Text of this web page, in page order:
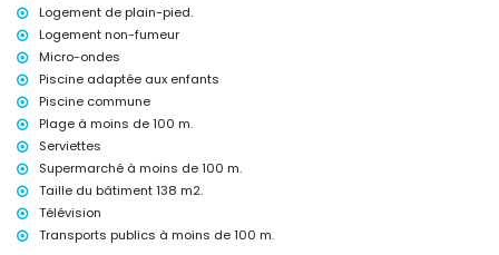
Logement de plain-pied.
Logement non-fumeur
Micro-ondes
Piscine adaptée aux enfants
Piscine commune
Plage à moins de 100 m.
Serviettes
Supermarché à moins de 100 m.
Taille du bâtiment 138 m2.
Télévision
Transports publics à moins de 100 m.